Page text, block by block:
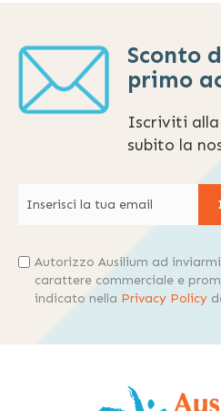
Sconto
primo
Iscriviti
subito la
Autorizzo Ausilium ad
carattere commerciale e
indicato nella Privacy Policy